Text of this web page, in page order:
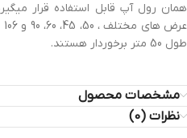
طول 50 متر برخوردار هستند.
مشخصات محصول
نظرات (0)